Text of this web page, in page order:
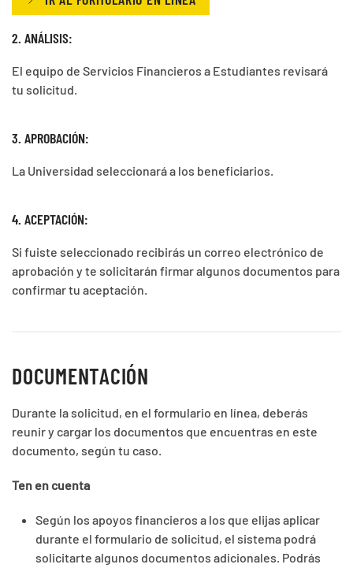
2. ANÁLISIS:
El equipo de Servicios Financieros a Estudiantes revisará
tu solicitud.
3. APROBACIÓN:
La Universidad seleccionará a los beneficiarios.
4. ACEPTACIÓN:
Si fuiste seleccionado recibirás un correo electrónico de
aprobación y te solicitarán firmar algunos documentos para
confirmar tu aceptación.
DOCUMENTACIÓN
Durante la solicitud, en el formulario en línea, deberás
reunir y cargar los documentos que encuentras en este
documento, según tu caso.
Ten en cuenta
Según los apoyos financieros a los que elijas aplicar
durante el formulario de solicitud, el sistema podrá
solicitarte algunos documentos adicionales. Podrás